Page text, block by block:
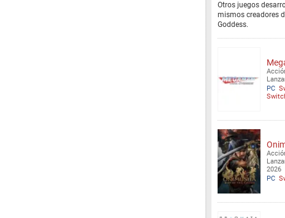
Otros juegos
mismos creadores
Goddess.
PC
2026
PC